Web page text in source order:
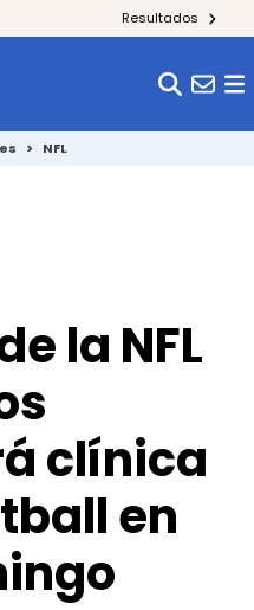
Resultados
> NFL
la NFL
clínica
en